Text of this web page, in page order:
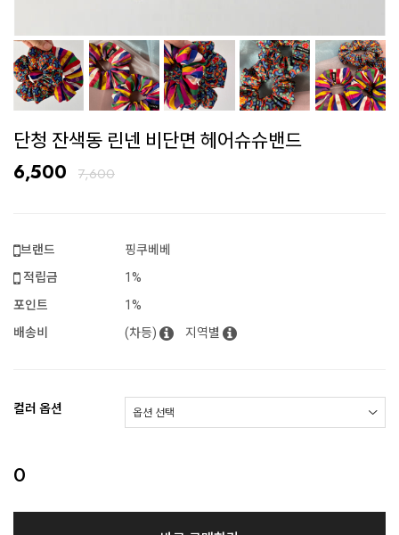
단청 잔색동 린넨 비단면 헤어슈슈밴드
6,500 7,600
브랜드
핑쿠베베
적립금
1%
포인트
1%
배송비
(차등) 지역별
컬러 옵션
0